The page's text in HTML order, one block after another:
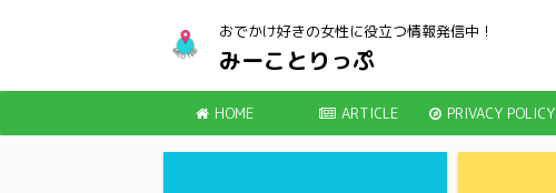
おでかけ好きの女性に役立つ情報発信中！
みーことりっぷ
HOME ARTICLE PRIVACY POLICY